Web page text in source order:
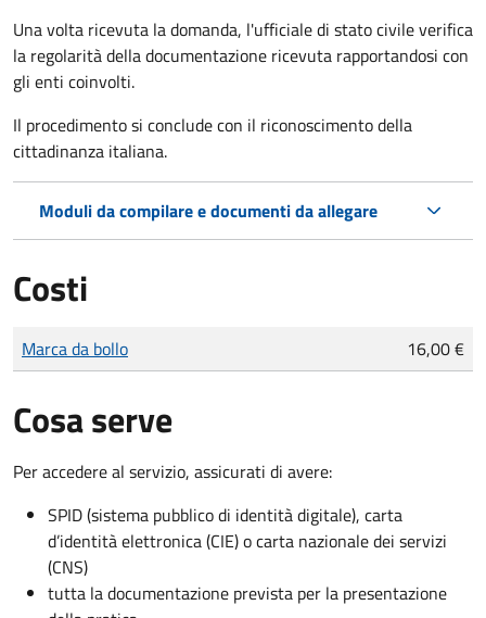
Una volta ricevuta la domanda, l'ufficiale di stato civile verifica
la regolarità della documentazione ricevuta rapportandosi con
gli enti coinvolti.
Il procedimento si conclude con il riconoscimento della
cittadinanza italiana.
Moduli da compilare e documenti da allegare
Costi
Tipo di pagamento
Importo
Marca da bollo 16,00 €
Cosa serve
Per accedere al servizio, assicurati di avere:
SPID (sistema pubblico di identità digitale), carta
d’identità elettronica (CIE) o carta nazionale dei servizi
(CNS)
tutta la documentazione prevista per la presentazione